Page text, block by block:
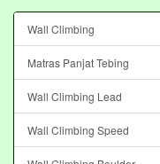
Wall Climbing
Matras Panjat Tebing
Wall Climbing Lead
Wall Climbing Speed